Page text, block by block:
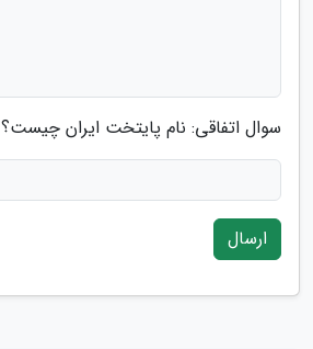
سوال اتفاقی: نام پایتخت ایران چیست؟
ارسال